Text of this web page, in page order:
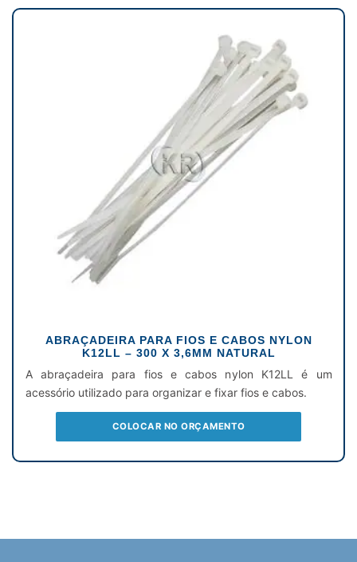
ABRAÇADEIRA PARA FIOS E CABOS NYLON
K12LL – 300 X 3,6MM NATURAL
A abraçadeira para fios e cabos nylon K12LL é um
acessório utilizado para organizar e fixar fios e cabos.
COLOCAR NO ORÇAMENTO